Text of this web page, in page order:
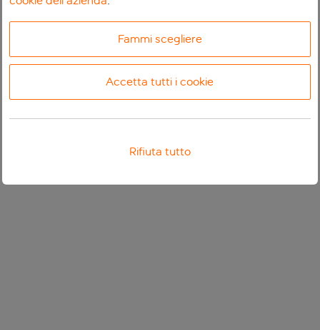
Fammi scegliere
Accetta tutti i cookie
Rifiuta tutto